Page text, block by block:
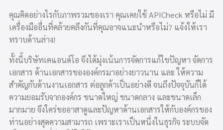
คุณคิดอย่างไรกับภาพรวมของเรา คุณเคยใช้ APICheck หรือไม่ มี
เครื่องมืออื่นที่คล้ายคลึงกันที่คุณอาจแนะนำหรือไม่? แจ้งให้เรา
ทราบด้านล่าง!
ทั้งนี้บริษัทเคแอนด์โอ จึงได้มุ่งเน้นการจัดการแก้ไขปัญหา จัดการ
เอกสาร ด้านเอกสารขององค์กรมาอย่างยาวนาน และ ให้ความ
สำคัญกับด้านงานเอกสาร ต่อลูกค้าเป็นอย่างดี จนถึงปัจจุบันก็ได้
ความยอมรับจากองค์กร ขนาดใหญ่ ขนาดกลาง และขนาดเล็ก
มากมาย จึงใคร่ขออาสาดูและปัญหาด้านเอกสารให้กับองค์กรของ
ท่านอย่างสุดความสามารถ เพราะเราเป็นหนึ่งในธุรกิจ ระบบจัด